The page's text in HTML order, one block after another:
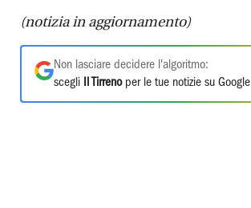
(notizia in aggiornamento)
Non lasciare decidere l'algoritmo:
scegli
Il Tirrenoper le tue notizie su Google